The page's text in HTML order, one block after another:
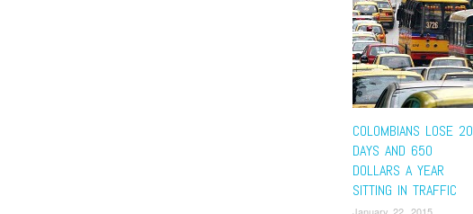
COLOMBIANS LOSE 20
DAYS AND 650
DOLLARS A YEAR
SITTING IN TRAFFIC
January 22, 2015